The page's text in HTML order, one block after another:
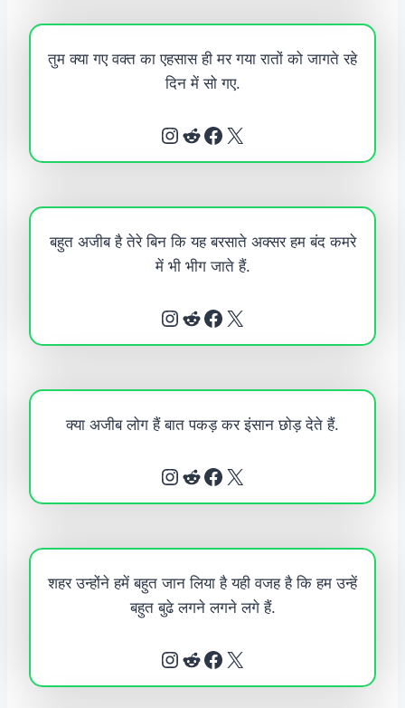
तुम क्या गए वक्त का एहसास ही मर गया रातों को जागते रहे
दिन में सो गए.
Instagram Reddit Facebook X
बहुत अजीब है तेरे बिन कि यह बरसाते अक्सर हम बंद कमरे
में भी भीग जाते हैं.
Instagram Reddit Facebook X
क्या अजीब लोग हैं बात पकड़ कर इंसान छोड़ देते हैं.
Instagram Reddit Facebook X
शहर उन्होंने हमें बहुत जान लिया है यही वजह है कि हम उन्हें
बहुत बुढे लगने लगने लगे हैं.
Instagram Reddit Facebook X